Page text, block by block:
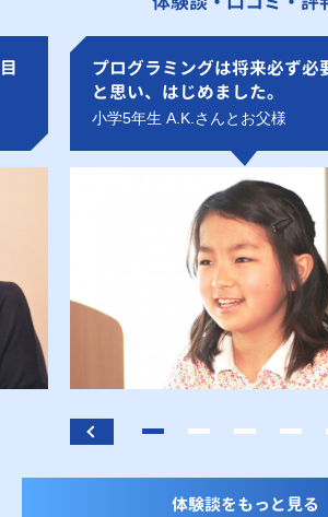
プログラミングは将来必ず必
と思い、はじめました。
小学5年生 A.K.さんとお父様
体験談をもっと見る